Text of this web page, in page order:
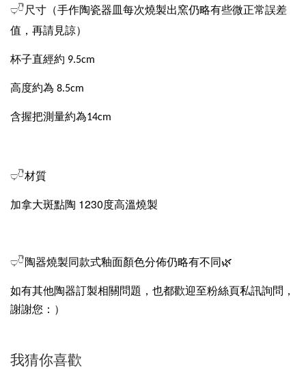
𓂑𓎹尺寸
（手作陶瓷器皿每次燒製出窯仍略有些微正常誤差
值，再請見諒）
杯子直經約 9.5cm
高度約為 8.5cm
含握把測量約為14cm
𓂑𓎹材質
加拿大斑點陶 1230度高溫燒製
𓂑𓎹陶器燒製同款式釉面顏色分佈仍略有不同🌿
如有其他陶器訂製相關問題，也都歡迎至粉絲頁私訊詢問，
謝謝您：）
我猜你喜歡